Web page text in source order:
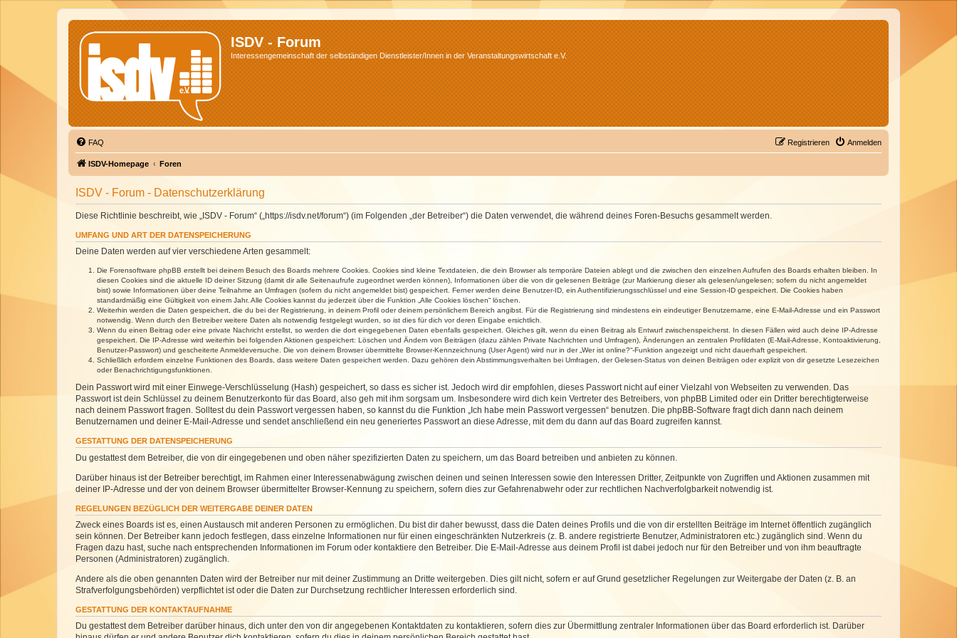
ISDV - Forum
Interessengemeinschaft der selbständigen Dienstleister/Innen in der Veranstaltungswirtschaft e.V.
FAQ Anmelden
Registrieren
ISDV-Homepage Foren
ISDV - Forum - Datenschutzerklärung
Diese Richtlinie beschreibt, wie „ISDV - Forum“ („https://isdv.net/forum“) (im Folgenden „der Betreiber“) die Daten verwendet, die während deines Foren-Besuchs gesammelt werden.
UMFANG UND ART DER DATENSPEICHERUNG
Deine Daten werden auf vier verschiedene Arten gesammelt:
Die Forensoftware phpBB erstellt bei deinem Besuch des Boards mehrere Cookies. Cookies sind kleine Textdateien, die dein Browser als temporäre Dateien ablegt und die zwischen den einzelnen Aufrufen des Boards erhalten bleiben. In
diesen Cookies sind die aktuelle ID deiner Sitzung (damit dir alle Seitenaufrufe zugeordnet werden können), Informationen über die von dir gelesenen Beiträge (zur Markierung dieser als gelesen/ungelesen; sofern du nicht angemeldet
bist) sowie Informationen über deine Teilnahme an Umfragen (sofern du nicht angemeldet bist) gespeichert. Ferner werden deine Benutzer-ID, ein Authentifizierungsschlüssel und eine Session-ID gespeichert. Die Cookies haben
standardmäßig eine Gültigkeit von einem Jahr. Alle Cookies kannst du jederzeit über die Funktion „Alle Cookies löschen“ löschen.
Weiterhin werden die Daten gespeichert, die du bei der Registrierung, in deinem Profil oder deinem persönlichem Bereich angibst. Für die Registrierung sind mindestens ein eindeutiger Benutzername, eine E-Mail-Adresse und ein Passwort
notwendig. Wenn durch den Betreiber weitere Daten als notwendig festgelegt wurden, so ist dies für dich vor deren Eingabe ersichtlich.
Wenn du einen Beitrag oder eine private Nachricht erstellst, so werden die dort eingegebenen Daten ebenfalls gespeichert. Gleiches gilt, wenn du einen Beitrag als Entwurf zwischenspeicherst. In diesen Fällen wird auch deine IP-Adresse
gespeichert. Die IP-Adresse wird weiterhin bei folgenden Aktionen gespeichert: Löschen und Ändern von Beiträgen (dazu zählen Private Nachrichten und Umfragen), Änderungen an zentralen Profildaten (E-Mail-Adresse, Kontoaktivierung,
Benutzer-Passwort) und gescheiterte Anmeldeversuche. Die von deinem Browser übermittelte Browser-Kennzeichnung (User Agent) wird nur in der „Wer ist online?“-Funktion angezeigt und nicht dauerhaft gespeichert.
Schließlich erfordern einzelne Funktionen des Boards, dass weitere Daten gespeichert werden. Dazu gehören dein Abstimmungsverhalten bei Umfragen, der Gelesen-Status von deinen Beiträgen oder explizit von dir gesetzte Lesezeichen
oder Benachrichtigungsfunktionen.
Dein Passwort wird mit einer Einwege-Verschlüsselung (Hash) gespeichert, so dass es sicher ist. Jedoch wird dir empfohlen, dieses Passwort nicht auf einer Vielzahl von Webseiten zu verwenden. Das
Passwort ist dein Schlüssel zu deinem Benutzerkonto für das Board, also geh mit ihm sorgsam um. Insbesondere wird dich kein Vertreter des Betreibers, von phpBB Limited oder ein Dritter berechtigterweise
nach deinem Passwort fragen. Solltest du dein Passwort vergessen haben, so kannst du die Funktion „Ich habe mein Passwort vergessen“ benutzen. Die phpBB-Software fragt dich dann nach deinem
Benutzernamen und deiner E-Mail-Adresse und sendet anschließend ein neu generiertes Passwort an diese Adresse, mit dem du dann auf das Board zugreifen kannst.
GESTATTUNG DER DATENSPEICHERUNG
Du gestattest dem Betreiber, die von dir eingegebenen und oben näher spezifizierten Daten zu speichern, um das Board betreiben und anbieten zu können.
Darüber hinaus ist der Betreiber berechtigt, im Rahmen einer Interessenabwägung zwischen deinen und seinen Interessen sowie den Interessen Dritter, Zeitpunkte von Zugriffen und Aktionen zusammen mit
deiner IP-Adresse und der von deinem Browser übermittelter Browser-Kennung zu speichern, sofern dies zur Gefahrenabwehr oder zur rechtlichen Nachverfolgbarkeit notwendig ist.
REGELUNGEN BEZÜGLICH DER WEITERGABE DEINER DATEN
Zweck eines Boards ist es, einen Austausch mit anderen Personen zu ermöglichen. Du bist dir daher bewusst, dass die Daten deines Profils und die von dir erstellten Beiträge im Internet öffentlich zugänglich
sein können. Der Betreiber kann jedoch festlegen, dass einzelne Informationen nur für einen eingeschränkten Nutzerkreis (z. B. andere registrierte Benutzer, Administratoren etc.) zugänglich sind. Wenn du
Fragen dazu hast, suche nach entsprechenden Informationen im Forum oder kontaktiere den Betreiber. Die E-Mail-Adresse aus deinem Profil ist dabei jedoch nur für den Betreiber und von ihm beauftragte
Personen (Administratoren) zugänglich.
Andere als die oben genannten Daten wird der Betreiber nur mit deiner Zustimmung an Dritte weitergeben. Dies gilt nicht, sofern er auf Grund gesetzlicher Regelungen zur Weitergabe der Daten (z. B. an
Strafverfolgungsbehörden) verpflichtet ist oder die Daten zur Durchsetzung rechtlicher Interessen erforderlich sind.
GESTATTUNG DER KONTAKTAUFNAHME
Du gestattest dem Betreiber darüber hinaus, dich unter den von dir angegebenen Kontaktdaten zu kontaktieren, sofern dies zur Übermittlung zentraler Informationen über das Board erforderlich ist. Darüber